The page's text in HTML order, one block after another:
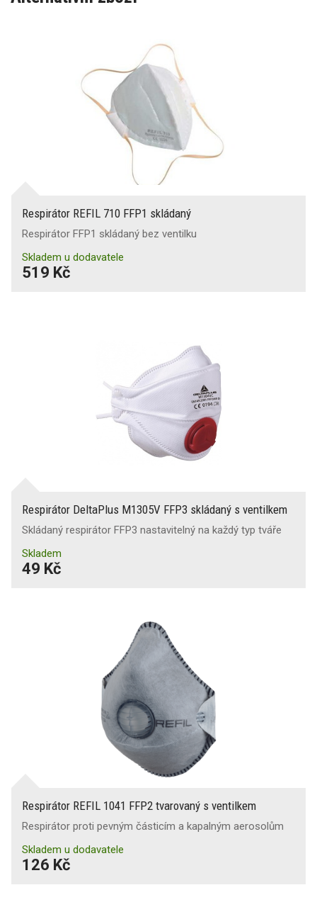
Respirátor REFIL 710 FFP1 skládaný
Respirátor FFP1 skládaný bez ventilku
Skladem u dodavatele
519 Kč
Respirátor DeltaPlus M1305V FFP3 skládaný s ventilkem
Skládaný respirátor FFP3 nastavitelný na každý typ tváře
Skladem
49 Kč
Respirátor REFIL 1041 FFP2 tvarovaný s ventilkem
Respirátor proti pevným částicím a kapalným aerosolům
Skladem u dodavatele
126 Kč